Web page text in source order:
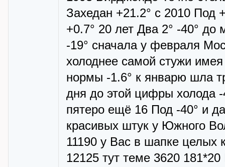
Захедан +21.2° с 2010 Под
+0.7° 20 лет Два 2° -40° до
-19° сначала у февраля
холоднее самой стужи
нормы -1.6° к январю шла
дня до этой цифры холода -
пятеро ещё 16 Под -40° и
красивых штук у Южного
11190 у Вас в шапке целых
12125 тут теме 3620